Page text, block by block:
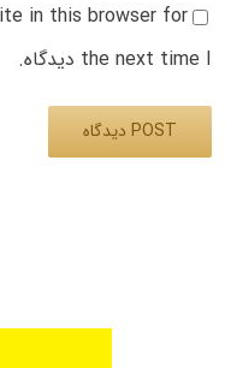
in this browser for
the next time I دیدگاه.